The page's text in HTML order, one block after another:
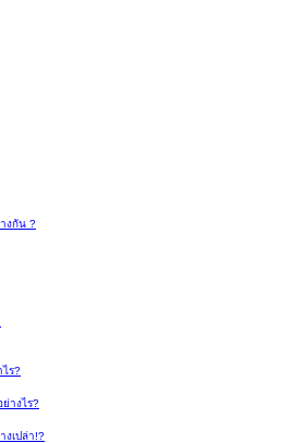
งกัน ?
ร?
างไร?
เปล่า!?